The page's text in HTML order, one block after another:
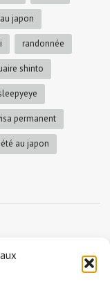
japon
randonnée
shinto
permanent
été au japon